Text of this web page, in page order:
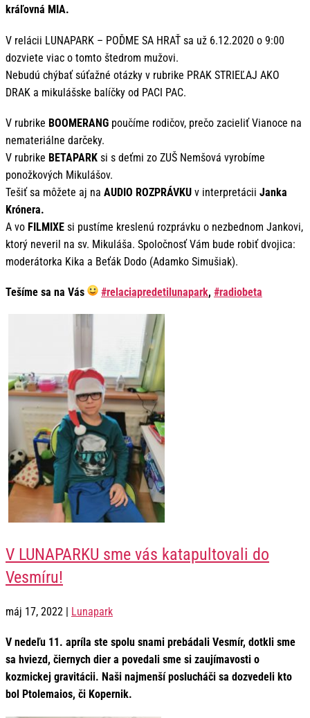
kráľovná MIA.
V relácii LUNAPARK – POĎME SA HRAŤ sa už 6.12.2020 o 9:00
dozviete viac o tomto štedrom mužovi.
Nebudú chýbať súťažné otázky v rubrike PRAK STRIEĽAJ AKO
DRAK a mikulášske balíčky od PACI PAC.
V rubrike BOOMERANG poučíme rodičov, prečo zacieliť Vianoce na
nemateriálne darčeky.
V rubrike BETAPARK si s deťmi zo ZUŠ Nemšová vyrobíme
ponožkových Mikulášov.
Tešiť sa môžete aj na AUDIO ROZPRÁVKU v interpretácii Janka
Krónera.
A vo FILMIXE si pustíme kreslenú rozprávku o nezbednom Jankovi,
ktorý neveril na sv. Mikuláša. Spoločnosť Vám bude robiť dvojica:
moderátorka Kika a Beťák Dodo (Adamko Simušiak).
Tešíme sa na Vás #relaciapredetilunapark, #radiobeta
V LUNAPARKU sme vás katapultovali do
Vesmíru!
máj 17, 2022 Lunapark
V nedeľu 11. apríla ste spolu snami prebádali Vesmír, dotkli sme
sa hviezd, čiernych dier a povedali sme si zaujímavosti o
kozmickej gravitácii. Naši najmenší poslucháči sa dozvedeli kto
bol Ptolemaios, či Kopernik.